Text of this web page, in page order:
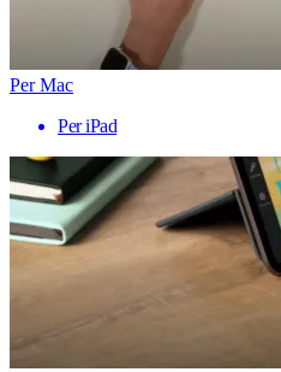
Per Mac
Per iPad